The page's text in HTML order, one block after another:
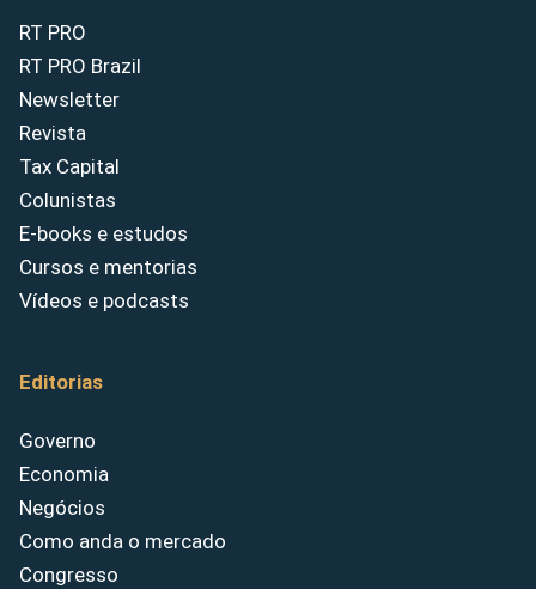
RT PRO
RT PRO Brazil
Newsletter
Revista
Tax Capital
Colunistas
E-books e estudos
Cursos e mentorias
Vídeos e podcasts
Editorias
Governo
Economia
Negócios
Como anda o mercado
Congresso